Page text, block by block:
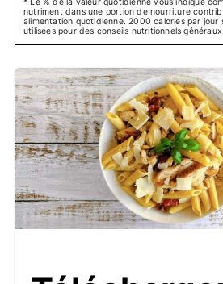
nutriment dans une portion de nourriture
alimentation quotidienne. 2000 calories par jour
utilisées pour des conseils nutritionnels généraux.